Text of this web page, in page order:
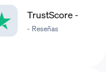
TrustScore-
- Reseñas